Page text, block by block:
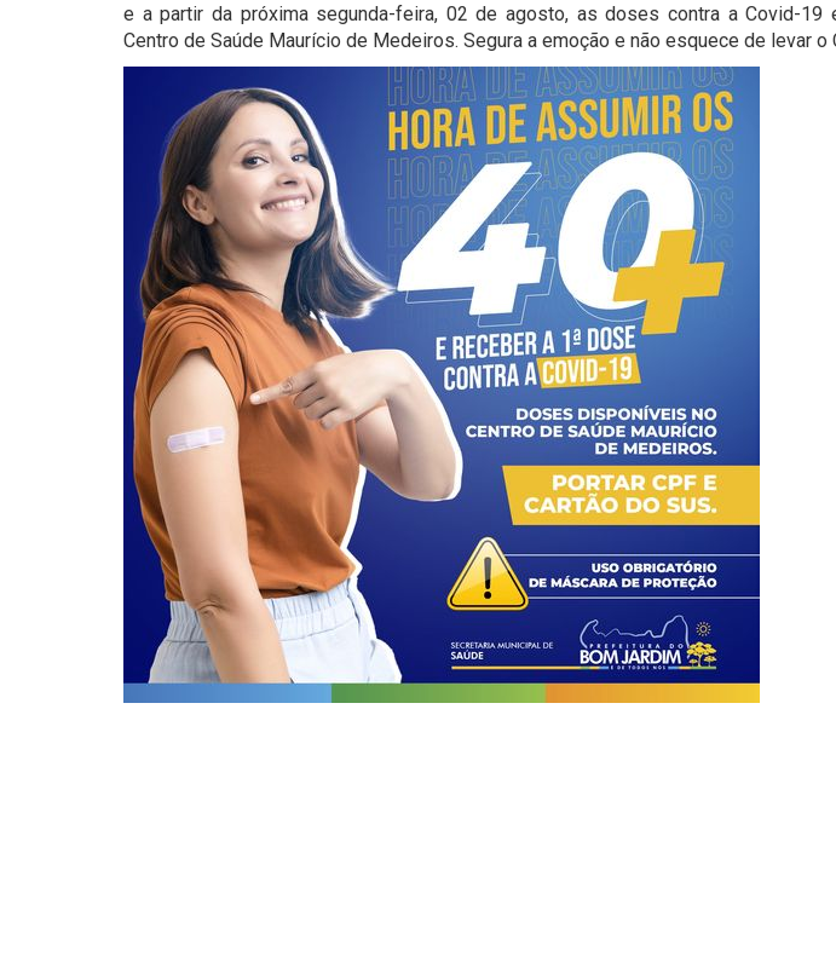
e a partir da próxima segunda-feira, 02 de agosto, as doses contra a Covid-19
Centro de Saúde Maurício de Medeiros. Segura a emoção e não esquece de levar o